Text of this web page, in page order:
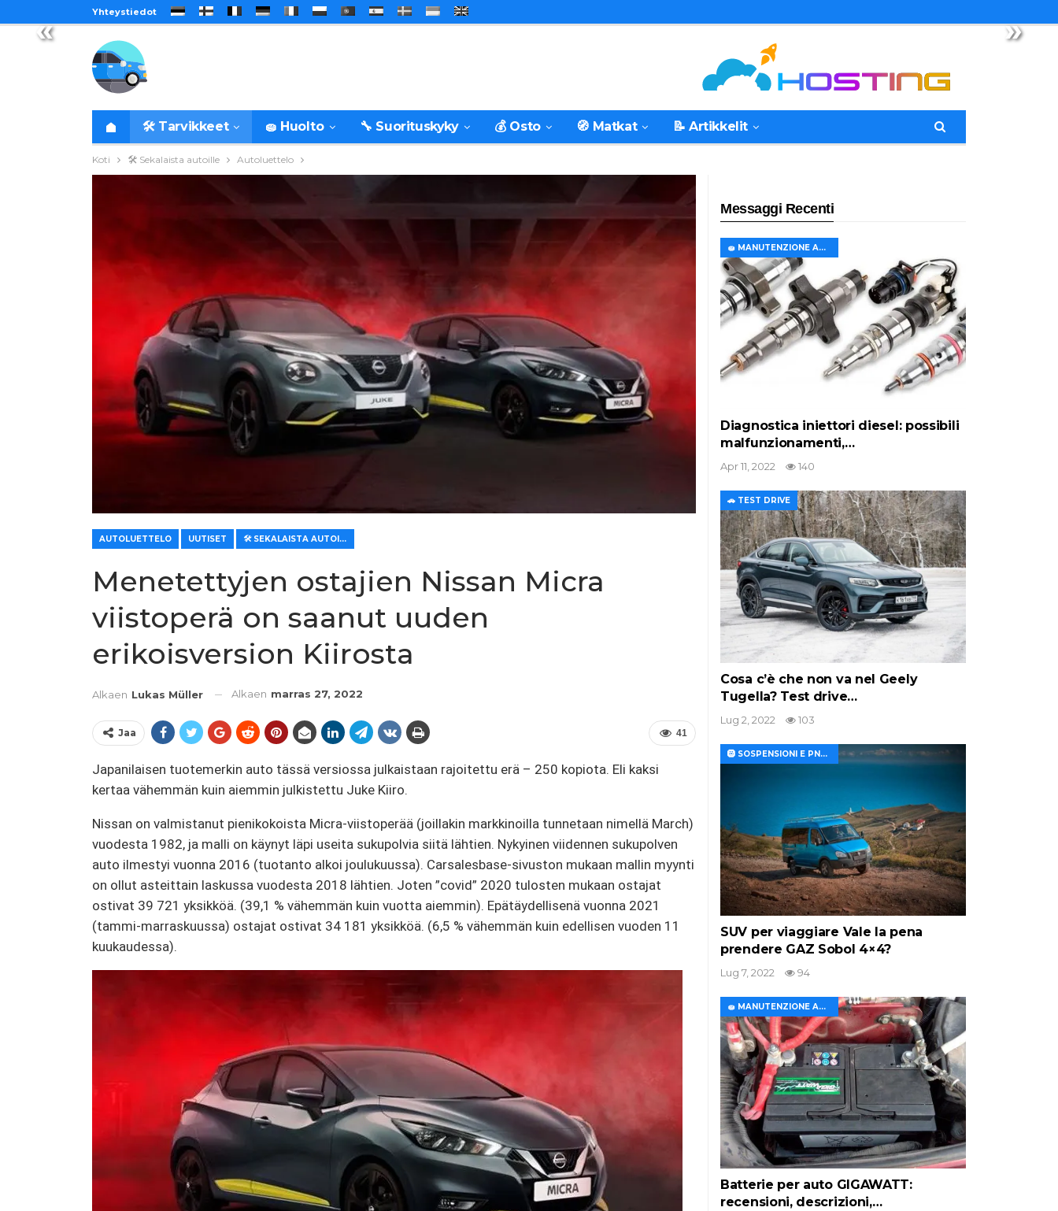
« »
Yhteystiedot
🛠️ Tarvikkeet 🧽 Huolto 🔧 Suorituskyky 💰 Osto 🧭 Matkat 📝 Artikkelit
Koti 🛠️ Sekalaista autoille Autoluettelo
AUTOLUETTELO UUTISET 🛠️ SEKALAISTA AUTOILLE
Menetettyjen ostajien Nissan Micra
viistoperä on saanut uuden
erikoisversion Kiirosta
Alkaen Lukas Müller Alkaen marras 27, 2022
41
Jaa
Japanilaisen tuotemerkin auto tässä versiossa julkaistaan ​​rajoitettu erä – 250 kopiota. Eli kaksi
kertaa vähemmän kuin aiemmin julkistettu Juke Kiiro.
Nissan on valmistanut pienikokoista Micra-viistoperää (joillakin markkinoilla tunnetaan nimellä March)
vuodesta 1982, ja malli on käynyt läpi useita sukupolvia siitä lähtien. Nykyinen viidennen sukupolven
auto ilmestyi vuonna 2016 (tuotanto alkoi joulukuussa). Carsalesbase-sivuston mukaan mallin myynti
on ollut asteittain laskussa vuodesta 2018 lähtien. Joten ”covid” 2020 tulosten mukaan ostajat
ostivat 39 721 yksikköä. (39,1 % vähemmän kuin vuotta aiemmin). Epätäydellisenä vuonna 2021
(tammi-marraskuussa) ostajat ostivat 34 181 yksikköä. (6,5 % vähemmän kuin edellisen vuoden 11
kuukaudessa).
Messaggi Recenti
🧽 MANUTENZIONE AUTO
Diagnostica iniettori diesel: possibili
malfunzionamenti,…
Apr 11, 2022 140
🚗 TEST DRIVE
Cosa c’è che non va nel Geely
Tugella? Test drive…
Lug 2, 2022 103
🛞 SOSPENSIONI E PNEUMATICI
SUV per viaggiare Vale la pena
prendere GAZ Sobol 4×4?
Lug 7, 2022 94
🧽 MANUTENZIONE AUTO
Batterie per auto GIGAWATT:
recensioni, descrizioni,…